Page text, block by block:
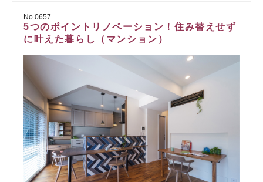
No.0657
5つのポイントリノベーション！住み替えせず
に叶えた暮らし（マンション）